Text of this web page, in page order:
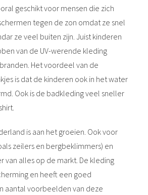
geschikt voor mensen die zich
tegen de zon omdat ze snel
ze veel buiten zijn. Juist kinderen
van de UV-werende kleding
Het voordeel van de
is dat de kinderen ook in het water
Ook is de badkleding veel sneller
is aan het groeien. Ook voor
zeilers en bergbeklimmers) en
van alles op de markt. De kleding
en heeft een goed
aantal voorbeelden van deze